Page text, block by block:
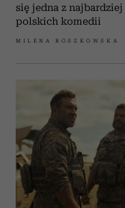
się jedna z
polskich komedii
MILENA ROSZKOWSKA